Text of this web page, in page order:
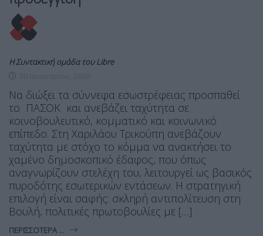
Η Συντακτική ομάδα του Libre
Να διώξει τα σύννεφα εσωστρέφειας προσπαθεί
το ΠΑΣΟΚ και ανεβάζει ταχύτητα σε
κοινοβουλευτικό, κομματικό και κοινωνικό
επίπεδο. Στη Χαριλάου Τρικούπη ανεβάζουν
ταχύτητα με στόχο το κόμμα να ανακτήσει το
χαμένο δημοσκοπικό έδαφος, που όπως
αναγνωρίζουν στελέχη του, λειτουργεί ως βασικός
πυροδότης εσωτερικών εντάσεων. Η στρατηγική
επιλογή είναι σαφής: σκληρή αντιπολίτευση στη
Βουλή, πολιτικές πρωτοβουλίες με […]
ΠΕΡΙΣΣΌΤΕΡΑ ...